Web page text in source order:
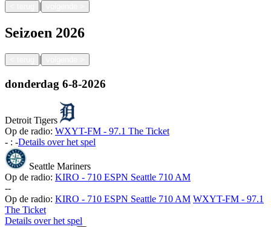
|
Seizoen 2026
|
donderdag 6-8-2026
Detroit Tigers
Op de radio: WXYT-FM - 97.1 The Ticket
- : -Details over het spel
Seattle Mariners
Op de radio: KIRO - 710 ESPN Seattle 710 AM
--
Op de radio: KIRO - 710 ESPN Seattle 710 AM WXYT-FM - 97.1
The Ticket
Details over het spel